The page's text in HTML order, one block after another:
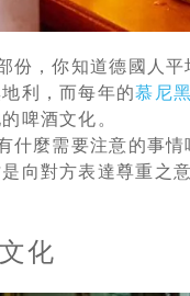
份，你知道德國人
利，而每年的慕尼
啤酒文化。
什麼需要注意的事情
向對方表達尊重之
化